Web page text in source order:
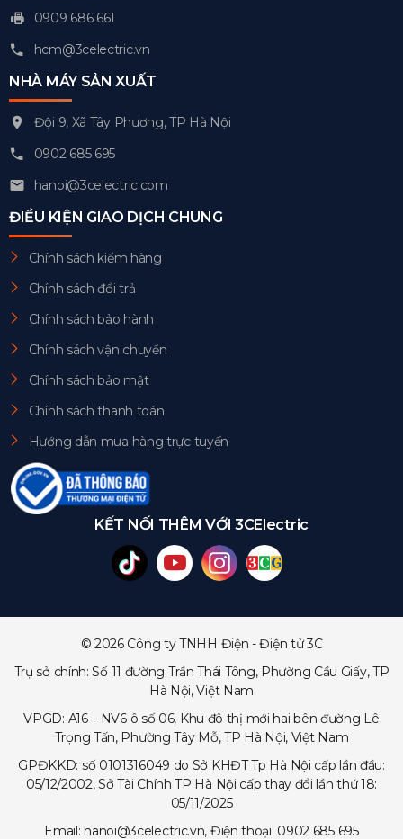
0909 686 661
hcm@3celectric.vn
NHÀ MÁY SẢN XUẤT
Đội 9, Xã Tây Phương, TP Hà Nội
0902 685 695
hanoi@3celectric.com
ĐIỀU KIỆN GIAO DỊCH CHUNG
Chính sách kiểm hàng
Chính sách đổi trả
Chính sách bảo hành
Chính sách vận chuyển
Chính sách bảo mật
Chính sách thanh toán
Hướng dẫn mua hàng trực tuyến
KẾT NỐI THÊM VỚI 3CElectric
© 2026 Công ty TNHH Điện - Điện tử 3C
Trụ sở chính: Số 11 đường Trần Thái Tông, Phường Cầu Giấy, TP
Hà Nội, Việt Nam
VPGD: A16 – NV6 ô số 06, Khu đô thị mới hai bên đường Lê
Trọng Tấn, Phường Tây Mỗ, TP Hà Nội, Việt Nam
GPĐKKD: số 0101316049 do Sở KHĐT Tp Hà Nội cấp lần đầu:
05/12/2002, Sở Tài Chính TP Hà Nội cấp thay đổi lần thứ 18:
05/11/2025
Email: hanoi@3celectric.vn, Điện thoại: 0902 685 695